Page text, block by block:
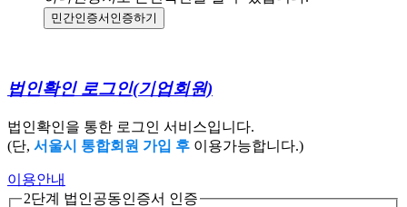
민간인증서 인증하기
법인확인 로그인(기업회원)
법인확인을 통한 로그인 서비스입니다.
(단, 서울시 통합회원 가입 후 이용가능합니다.)
이용안내
2단계 법인공동인증서 인증